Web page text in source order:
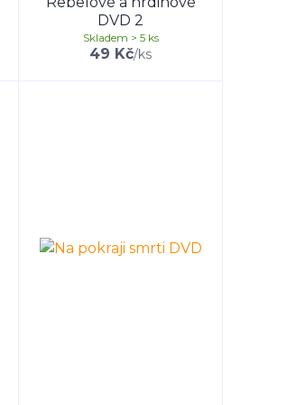
DVD 2
49 Kč/ks
Skladem > 5 ks